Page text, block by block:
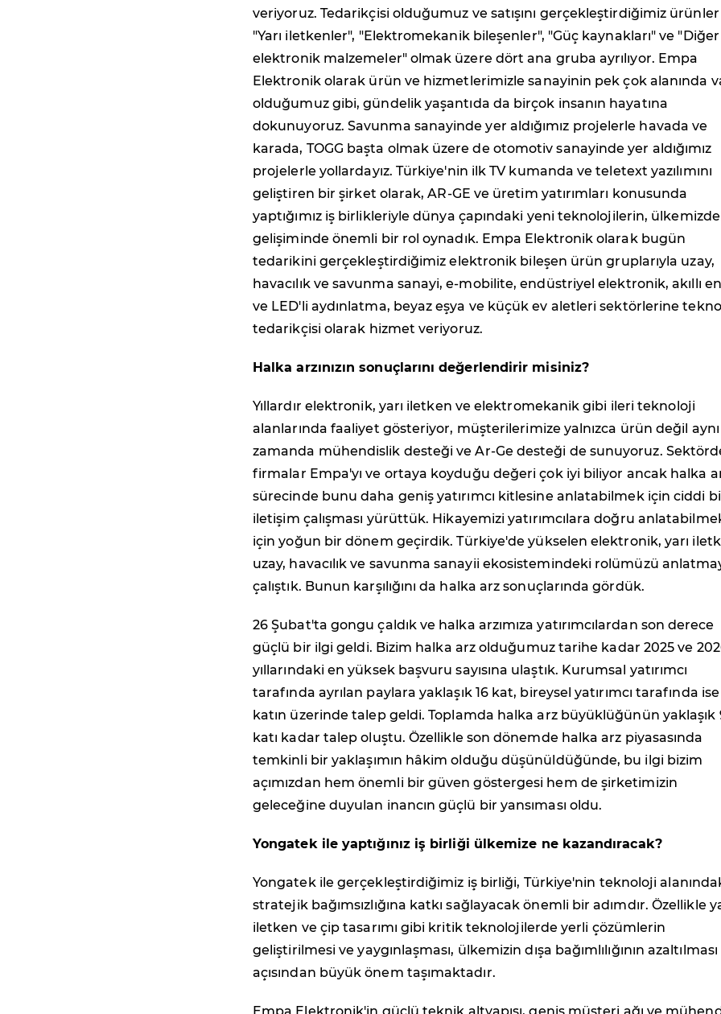
veriyoruz. Tedarikçisi olduğumuz ve satışını gerçekleştirdiğimiz ürünler
"Yarı iletkenler", "Elektromekanik bileşenler", "Güç kaynakları" ve "Diğer
elektronik malzemeler" olmak üzere dört ana gruba ayrılıyor. Empa
Elektronik olarak ürün ve hizmetlerimizle sanayinin pek çok alanında
olduğumuz gibi, gündelik yaşantıda da birçok insanın hayatına
dokunuyoruz. Savunma sanayinde yer aldığımız projelerle havada ve
karada, TOGG başta olmak üzere de otomotiv sanayinde yer aldığımız
projelerle yollardayız. Türkiye'nin ilk TV kumanda ve teletext yazılımını
geliştiren bir şirket olarak, AR-GE ve üretim yatırımları konusunda
yaptığımız iş birlikleriyle dünya çapındaki yeni teknolojilerin,
gelişiminde önemli bir rol oynadık. Empa Elektronik olarak bugün
tedarikini gerçekleştirdiğimiz elektronik bileşen ürün gruplarıyla uzay,
havacılık ve savunma sanayi, e-mobilite, endüstriyel elektronik, akıllı
ve LED'li aydınlatma, beyaz eşya ve küçük ev aletleri sektörlerine
tedarikçisi olarak hizmet veriyoruz.
Halka arzınızın sonuçlarını değerlendirir misiniz?
Yıllardır elektronik, yarı iletken ve elektromekanik gibi ileri teknoloji
alanlarında faaliyet gösteriyor, müşterilerimize yalnızca ürün değil aynı
zamanda mühendislik desteği ve Ar-Ge desteği de sunuyoruz.
firmalar Empa'yı ve ortaya koyduğu değeri çok iyi biliyor ancak halka
sürecinde bunu daha geniş yatırımcı kitlesine anlatabilmek için ciddi
iletişim çalışması yürüttük. Hikayemizi yatırımcılara doğru
için yoğun bir dönem geçirdik. Türkiye'de yükselen elektronik, yarı
uzay, havacılık ve savunma sanayii ekosistemindeki rolümüzü
çalıştık. Bunun karşılığını da halka arz sonuçlarında gördük.
26 Şubat'ta gongu çaldık ve halka arzımıza yatırımcılardan son derece
güçlü bir ilgi geldi. Bizim halka arz olduğumuz tarihe kadar 2025 ve
yıllarındaki en yüksek başvuru sayısına ulaştık. Kurumsal yatırımcı
tarafında ayrılan paylara yaklaşık 16 kat, bireysel yatırımcı tarafında ise
katın üzerinde talep geldi. Toplamda halka arz büyüklüğünün yaklaşık
katı kadar talep oluştu. Özellikle son dönemde halka arz piyasasında
temkinli bir yaklaşımın hâkim olduğu düşünüldüğünde, bu ilgi bizim
açımızdan hem önemli bir güven göstergesi hem de şirketimizin
geleceğine duyulan inancın güçlü bir yansıması oldu.
Yongatek ile yaptığınız iş birliği ülkemize ne kazandıracak?
Yongatek ile gerçekleştirdiğimiz iş birliği, Türkiye'nin teknoloji
stratejik bağımsızlığına katkı sağlayacak önemli bir adımdır. Özellikle
iletken ve çip tasarımı gibi kritik teknolojilerde yerli çözümlerin
geliştirilmesi ve yaygınlaşması, ülkemizin dışa bağımlılığının azaltılması
açısından büyük önem taşımaktadır.